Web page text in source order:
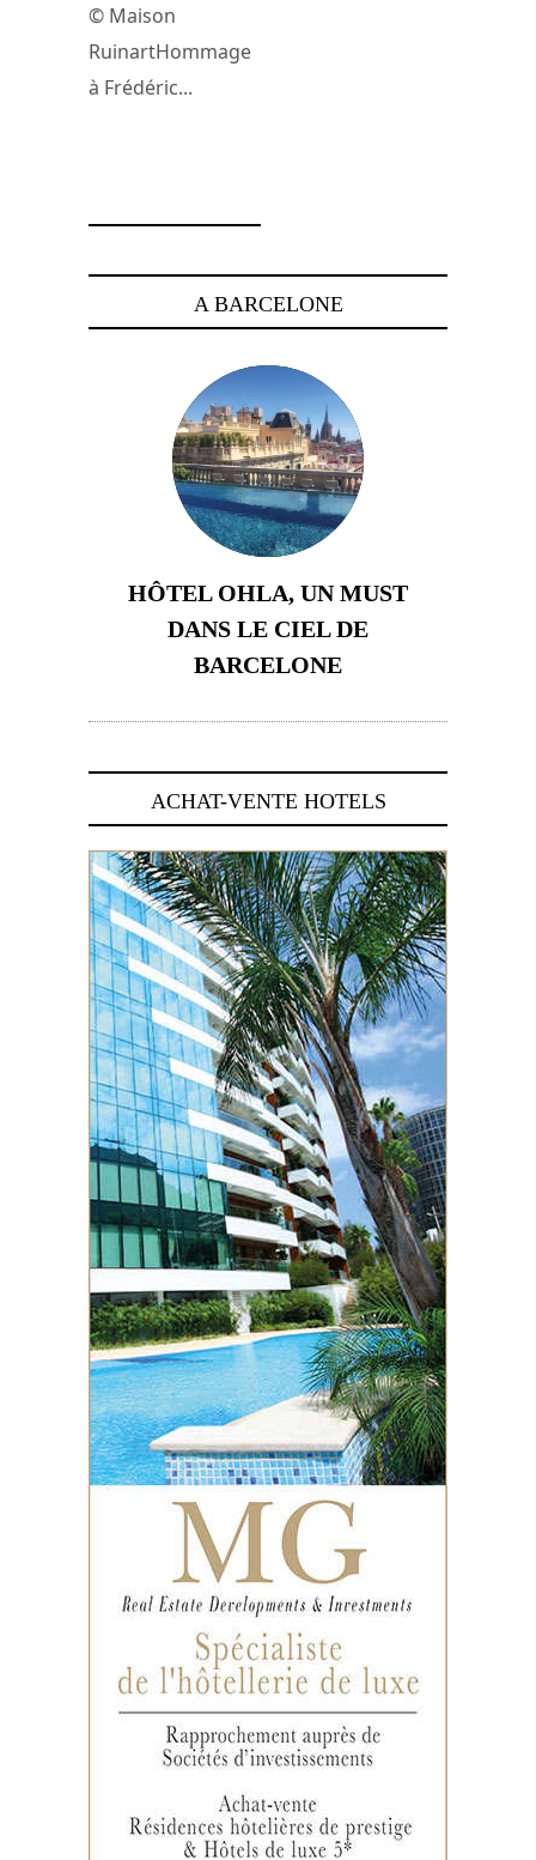
© Maison
RuinartHommage
à Frédéric...
A BARCELONE
HÔTEL OHLA, UN MUST
DANS LE CIEL DE
BARCELONE
ACHAT-VENTE HOTELS